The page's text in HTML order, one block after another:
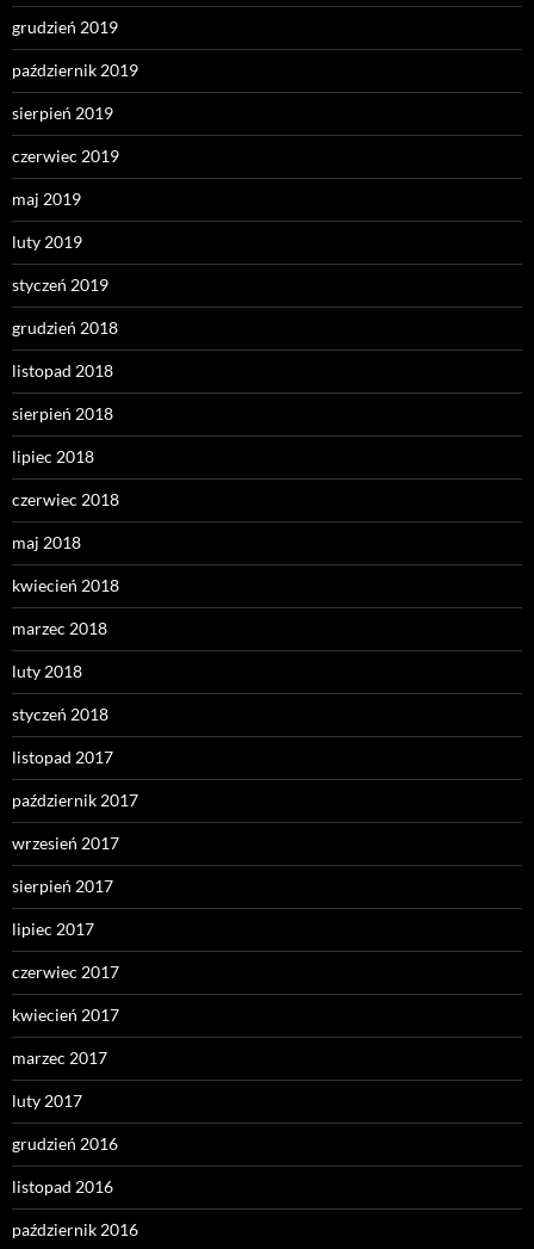
grudzień 2019
październik 2019
sierpień 2019
czerwiec 2019
maj 2019
luty 2019
styczeń 2019
grudzień 2018
listopad 2018
sierpień 2018
lipiec 2018
czerwiec 2018
maj 2018
kwiecień 2018
marzec 2018
luty 2018
styczeń 2018
listopad 2017
październik 2017
wrzesień 2017
sierpień 2017
lipiec 2017
czerwiec 2017
kwiecień 2017
marzec 2017
luty 2017
grudzień 2016
listopad 2016
październik 2016